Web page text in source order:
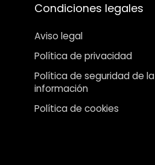
Condiciones legales
Aviso legal
Política de privacidad
Política de seguridad de la
información
Política de cookies